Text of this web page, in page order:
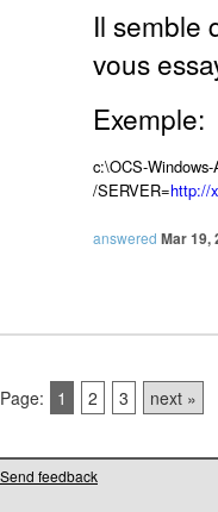
Il semble
vous
Exemple:
c:\OCS-
/SERVER=http://
answered Mar 19,
Page: 1 2 3 next »
Send feedback